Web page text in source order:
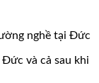
nghề tại Đức
và cả sau khi